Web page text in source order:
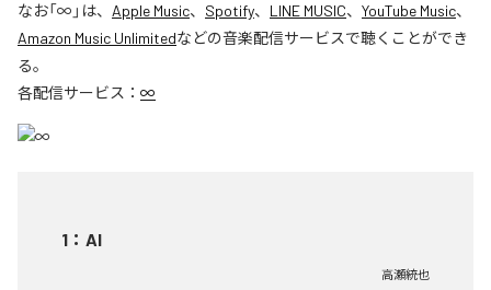
なお「∞ 」は、 Apple Music、 Spotify、 LINE MUSIC、 YouTube Music、
Amazon Music Unlimitedなどの音楽配信サービスで聴くことができ
る。
各配信サービス： ∞
1 ： AI
高瀬統也